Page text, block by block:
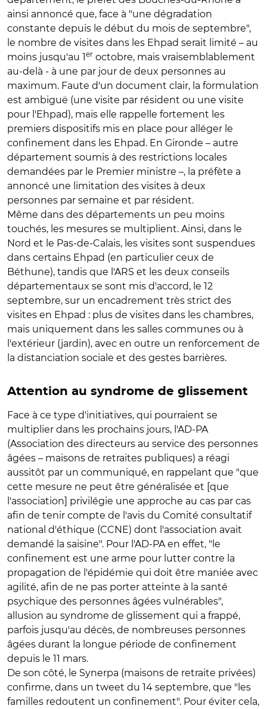
ainsi annoncé que, face à "une dégradation
constante depuis le début du mois de septembre",
le nombre de visites dans les Ehpad serait limité – au
moins jusqu'au 1er octobre, mais vraisemblablement
au-delà - à une par jour de deux personnes au
maximum. Faute d'un document clair, la formulation
est ambiguë (une visite par résident ou une visite
pour l'Ehpad), mais elle rappelle fortement les
premiers dispositifs mis en place pour alléger le
confinement dans les Ehpad. En Gironde – autre
département soumis à des restrictions locales
demandées par le Premier ministre –, la préfète a
annoncé une limitation des visites à deux
personnes par semaine et par résident.
Même dans des départements un peu moins
touchés, les mesures se multiplient. Ainsi, dans le
Nord et le Pas-de-Calais, les visites sont suspendues
dans certains Ehpad (en particulier ceux de
Béthune), tandis que l'ARS et les deux conseils
départementaux se sont mis d'accord, le 12
septembre, sur un encadrement très strict des
visites en Ehpad : plus de visites dans les chambres,
mais uniquement dans les salles communes ou à
l'extérieur (jardin), avec en outre un renforcement de
la distanciation sociale et des gestes barrières.
Attention au syndrome de glissement
Face à ce type d'initiatives, qui pourraient se
multiplier dans les prochains jours, l'AD-PA
(Association des directeurs au service des personnes
âgées – maisons de retraites publiques) a réagi
aussitôt par un communiqué, en rappelant que "que
cette mesure ne peut être généralisée et [que
l'association] privilégie une approche au cas par cas
afin de tenir compte de l'avis du Comité consultatif
national d'éthique (CCNE) dont l'association avait
demandé la saisine". Pour l'AD-PA en effet, "le
confinement est une arme pour lutter contre la
propagation de l'épidémie qui doit être maniée avec
agilité, afin de ne pas porter atteinte à la santé
psychique des personnes âgées vulnérables",
allusion au syndrome de glissement qui a frappé,
parfois jusqu'au décès, de nombreuses personnes
âgées durant la longue période de confinement
depuis le 11 mars.
De son côté, le Synerpa (maisons de retraite privées)
confirme, dans un tweet du 14 septembre, que "les
familles redoutent un confinement". Pour éviter cela,